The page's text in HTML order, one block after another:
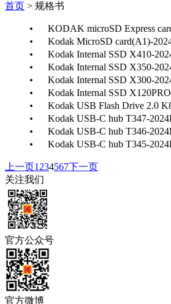
首页 > 规格书
• KODAK microSD Express
•
Kodak MicroSD card(A1)-
•
Kodak Internal SSD X410-
•
Kodak Internal SSD X350-
•
Kodak Internal SSD X300-
•
Kodak Internal SSD
•
Kodak USB Flash Drive 2.0
•
Kodak USB-C hub T347-
•
Kodak USB-C hub T346-
•
Kodak USB-C hub T345-
上一页1 234567下一页
关注我们
官方公众号
官方微博